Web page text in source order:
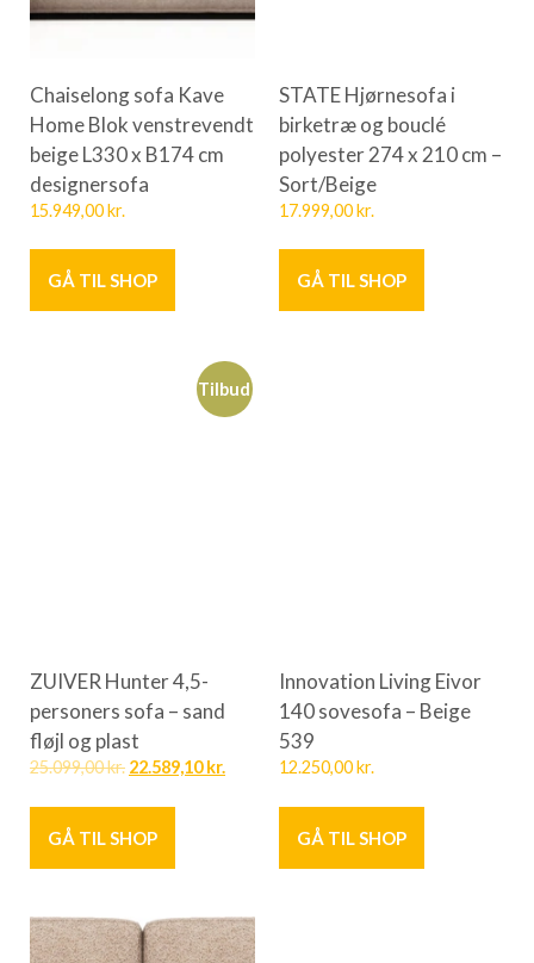
Chaiselong sofa Kave
Home Blok venstrevendt
beige L330 x B174 cm
designersofa
15.949,00kr.
GÅ TIL SHOP
STATE Hjørnesofa i
birketræ og bouclé
polyester 274 x 210 cm –
Sort/Beige
17.999,00kr.
GÅ TIL SHOP
Tilbud
ZUIVER Hunter 4,5-
personers sofa – sand
fløjl og plast
25.099,00kr. 22.589,10kr.
GÅ TIL SHOP
Innovation Living Eivor
140 sovesofa – Beige
539
12.250,00kr.
GÅ TIL SHOP